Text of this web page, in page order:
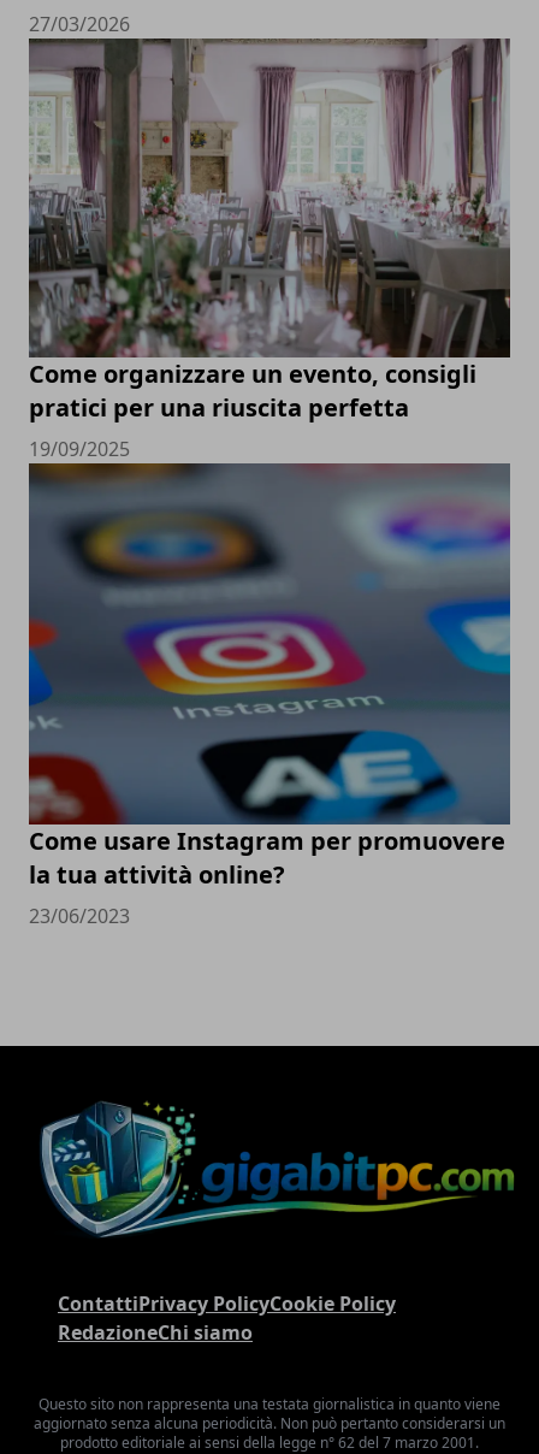
27/03/2026
Come organizzare un evento, consigli
pratici per una riuscita perfetta
19/09/2025
Come usare Instagram per promuovere
la tua attività online?
23/06/2023
ContattiPrivacy PolicyCookie Policy
RedazioneChi siamo
Questo sito non rappresenta una testata giornalistica in quanto viene
aggiornato senza alcuna periodicità. Non può pertanto considerarsi un
prodotto editoriale ai sensi della legge n° 62 del 7 marzo 2001.